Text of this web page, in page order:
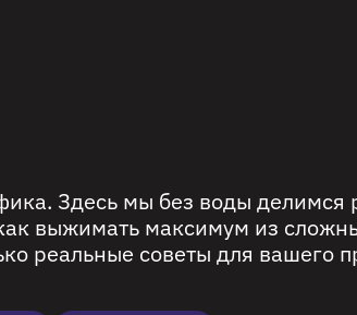
Здесь мы без воды
выжимать максимум из
реальные советы для вашего